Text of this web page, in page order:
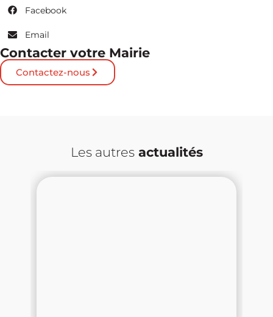
Facebook
Email
Contacter votre Mairie
Contactez-nous
Les autresactualités